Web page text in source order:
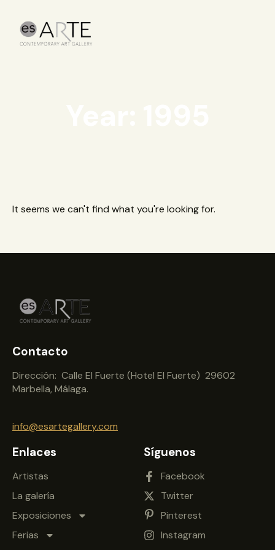
It seems we can't find what you're looking for.
Contacto
Dirección: Calle El Fuerte (Hotel El Fuerte) 29602
Marbella, Málaga.
info@esartegallery.com
Enlaces
Artistas
La galería
Exposiciones
Ferias
Síguenos
Facebook
Twitter
Pinterest
Instagram